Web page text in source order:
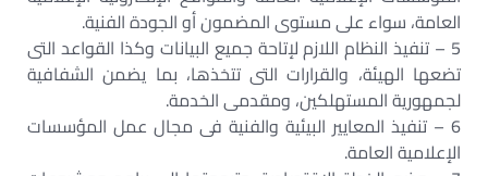
العامة، سواء على مستوى المضمون أو الجودة الفنية.
5 – تنفيذ النظام اللازم لإتاحة جميع البيانات وكذا القواعد التى
تضعها الهيئة، والقرارات التى تتخذها، بما يضمن الشفافية
لجمهورية المستهلكين، ومقدمى الخدمة.
6 – تنفيذ المعايير البيئية والفنية فى مجال عمل المؤسسات
الإعلامية العامة.